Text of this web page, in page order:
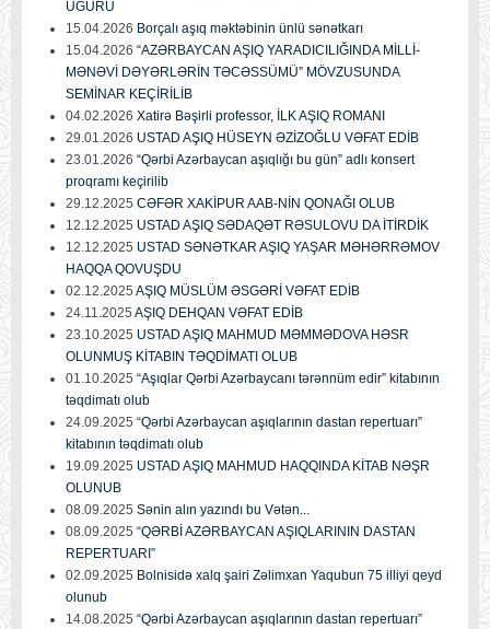
UĞURU
15.04.2026 Borçalı aşıq məktəbinin ünlü sənətkarı
15.04.2026 “AZƏRBAYCAN AŞIQ YARADICILIĞINDA MİLLİ-
MƏNƏVİ DƏYƏRLƏRİN TƏCƏSSÜMÜ” MÖVZUSUNDA
SEMİNAR KEÇİRİLİB
04.02.2026 Xatirə Bəşirli professor, İLK AŞIQ ROMANI
29.01.2026 USTAD AŞIQ HÜSEYN ƏZİZOĞLU VƏFAT EDİB
23.01.2026 “Qərbi Azərbaycan aşıqlığı bu gün” adlı konsert
proqramı keçirilib
29.12.2025 CƏFƏR XAKİPUR AAB-NİN QONAĞI OLUB
12.12.2025 USTAD AŞIQ SƏDAQƏT RƏSULOVU DA İTİRDİK
12.12.2025 USTAD SƏNƏTKAR AŞIQ YAŞAR MƏHƏRRƏMOV
HAQQA QOVUŞDU
02.12.2025 AŞIQ MÜSLÜM ƏSGƏRİ VƏFAT EDİB
24.11.2025 AŞIQ DEHQAN VƏFAT EDİB
23.10.2025 USTAD AŞIQ MAHMUD MƏMMƏDOVA HƏSR
OLUNMUŞ KİTABIN TƏQDİMATI OLUB
01.10.2025 “Aşıqlar Qərbi Azərbaycanı tərənnüm edir” kitabının
təqdimatı olub
24.09.2025 “Qərbi Azərbaycan aşıqlarının dastan repertuarı”
kitabının təqdimatı olub
19.09.2025 USTAD AŞIQ MAHMUD HAQQINDA KİTAB NƏŞR
OLUNUB
08.09.2025 Sənin alın yazındı bu Vətən...
08.09.2025 “QƏRBİ AZƏRBAYCAN AŞIQLARININ DASTAN
REPERTUARI”
02.09.2025 Bolnisidə xalq şairi Zəlimxan Yaqubun 75 illiyi qeyd
olunub
14.08.2025 “Qərbi Azərbaycan aşıqlarının dastan repertuarı”